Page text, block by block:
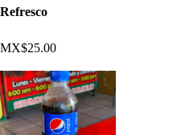
Refresco
MX$25.00